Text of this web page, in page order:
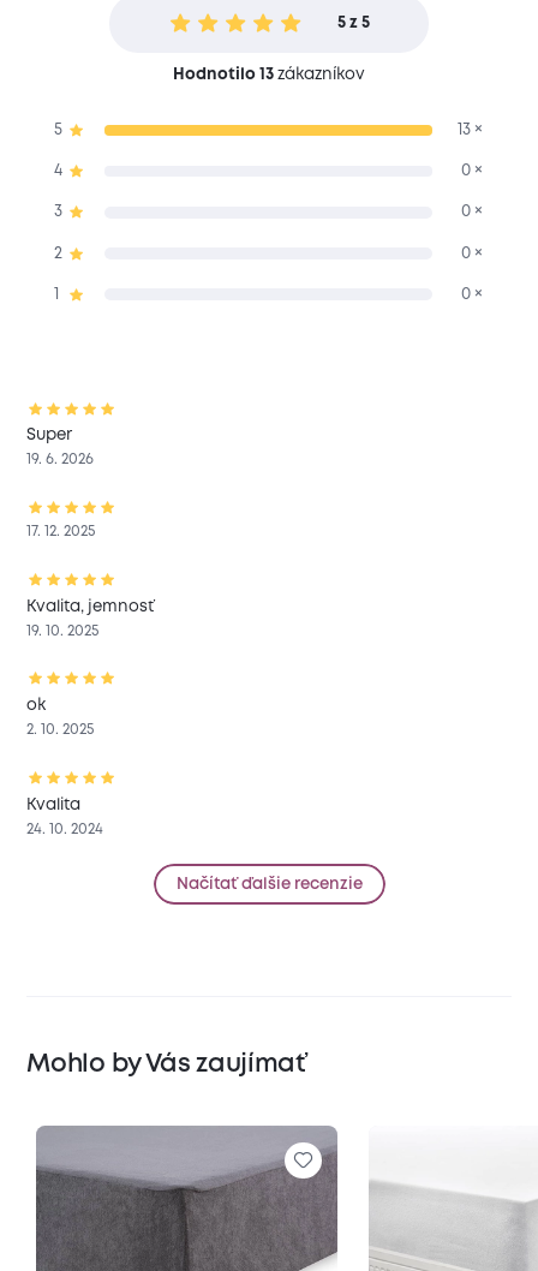
5 z 5
Hodnotilo 13zákazníkov
5 13 ×
4 0 ×
3 0 ×
2 0 ×
0 ×
Super
19. 6. 2026
17. 12. 2025
Kvalita, jemnosť
19. 10. 2025
ok
2. 10. 2025
Kvalita
24. 10. 2024
Načítať ďalšie recenzie
Mohlo by Vás zaujímať